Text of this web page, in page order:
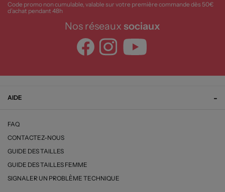
Code promo non cumulable, valable sur votre première commande dès 50€
d’achat pendant 48h
Nos réseaux sociaux
AIDE
FAQ
CONTACTEZ-NOUS
GUIDE DES TAILLES
GUIDE DES TAILLES FEMME
SIGNALER UN PROBLÈME TECHNIQUE